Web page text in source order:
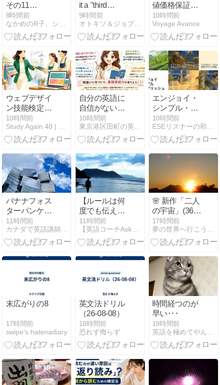
その11
TSURUYA
8時間前
なかめのR子、シアトルで駐妻になる。
it a "third
place." It's not
your home. It's
not your work.
9時間前
オトキソ＆ジョブキソ＆モテキソノート
値価格保証に
ついて
10時間前
Voyage Avance
ウェブデザイ
ン技能検定3
級に合格した
ら次は？40代
の活かし方と
10時間前
Study Again 40 | 40代、勉強し直す人へ。
自分の英語に
自信がない…
自分の間違い
に自分で気づ
ける基礎英語
一歩！English
Plusレッスン
受講生用2026
年5月2週英語
レッスンの復
習
10時間前
東京港区田町の英語学校English Plus英語講師ブログ
エンジョイ・
シンプル・イ
ングリッシュ
今週のチャン
ク解説まとめ
10時間前
ESEリスナーの和訳＆チャンク解説ブログ
バナナフォス
ターパンケー
キでブランチ
11時間前
カナダで英語講師/自由な海外生活
【ルールは何
度でも伝えれ
ばいい】
11時間前
【英語コーチAska】たった3ヶ月でなりたい自分に!!
🌸 新作「二人
の宇宙」(36)
UFOの地球上
核全廃計画 🍒
英検3分自己
17時間前
夢の世界へ行こうＵＳＡ実践英会話
末広がりの8
17時間前
swipe's hatenadiary
英文法ドリル
（26-08-08）
18時間前
恐れず侮らず
時間経つのが
早い･･･
19時間前
英語を極めてやんよ！